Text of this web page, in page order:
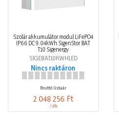
Szolár akkumulátor modul LiFePO4
IP66 DC 9.04kWh SigenStor BAT
T10 Sigenergy
SIGEBAT10KWHLED
Nincs raktáron
Bruttó listaár
2 048 256 Ft
/ db